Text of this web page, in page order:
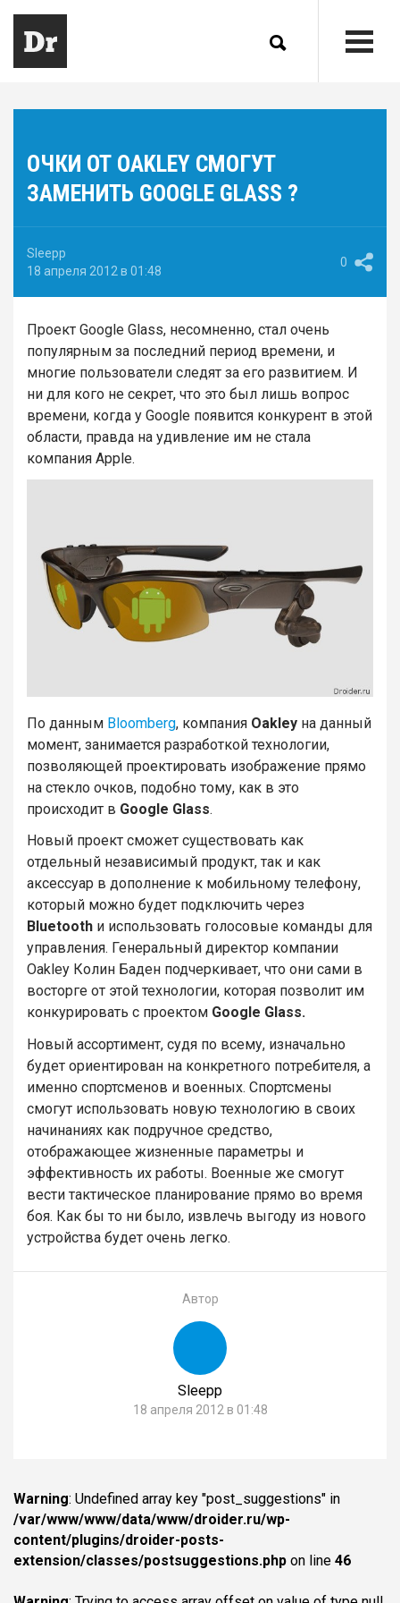
ОЧКИ ОТ OAKLEY СМОГУТ
ЗАМЕНИТЬ GOOGLE GLASS ?
Sleepp
18 апреля 2012 в 01:48
0
Проект Google Glass, несомненно, стал очень
популярным за последний период времени, и
многие пользователи следят за его развитием. И
ни для кого не секрет, что это был лишь вопрос
времени, когда у Google появится конкурент в этой
области, правда на удивление им не стала
компания Apple.
По данным Bloomberg, компания Oakley на данный
момент, занимается разработкой технологии,
позволяющей проектировать изображение прямо
на стекло очков, подобно тому, как в это
происходит в Google Glass.
Новый проект сможет существовать как
отдельный независимый продукт, так и как
аксессуар в дополнение к мобильному телефону,
который можно будет подключить через
Bluetooth и использовать голосовые команды для
управления. Генеральный директор компании
Oakley Колин Баден подчеркивает, что они сами в
восторге от этой технологии, которая позволит им
конкурировать с проектом Google Glass.
Новый ассортимент, судя по всему, изначально
будет ориентирован на конкретного потребителя, а
именно спортсменов и военных. Спортсмены
смогут использовать новую технологию в своих
начинаниях как подручное средство,
отображающее жизненные параметры и
эффективность их работы. Военные же смогут
вести тактическое планирование прямо во время
боя. Как бы то ни было, извлечь выгоду из нового
устройства будет очень легко.
Автор
Sleepp
18 апреля 2012 в 01:48
Warning: Undefined array key "post_suggestions" in
/var/www/www/data/www/droider.ru/wp-
content/plugins/droider-posts-
extension/classes/postsuggestions.php on line 46